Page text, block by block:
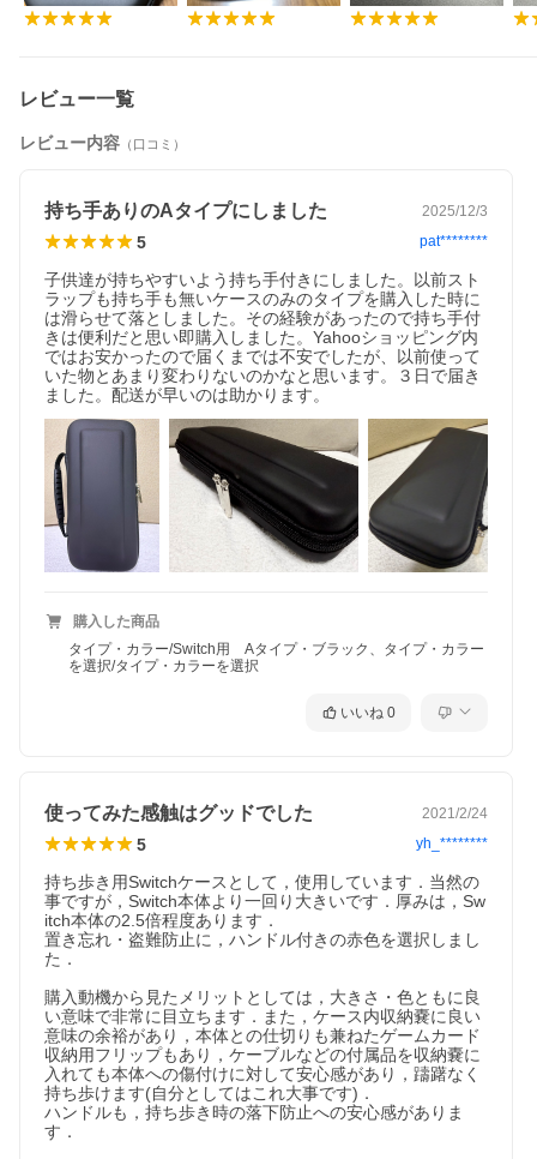
レビュー一覧
レビュー内容 （口コミ）
持ち手ありのAタイプにしました 2025/12/3
5 pat********
子供達が持ちやすいよう持ち手付きにしました。以前スト
ラップも持ち手も無いケースのみのタイプを購入した時に
は滑らせて落としました。その経験があったので持ち手付
きは便利だと思い即購入しました。Yahooショッピング内
ではお安かったので届くまでは不安でしたが、以前使って
いた物とあまり変わりないのかなと思います。３日で届き
ました。配送が早いのは助かります。
購入した商品
タイプ・カラー/Switch用 Aタイプ・ブラック、タイプ・カラー
を選択/タイプ・カラーを選択
いいね 0
使ってみた感触はグッドでした 2021/2/24
5 yh_********
持ち歩き用Switchケースとして，使用しています．当然の
事ですが，Switch本体より一回り大きいです．厚みは，Sw
itch本体の2.5倍程度あります．
置き忘れ・盗難防止に，ハンドル付きの赤色を選択しまし
た．
購入動機から見たメリットとしては，大きさ・色ともに良
い意味で非常に目立ちます．また，ケース内収納嚢に良い
意味の余裕があり，本体との仕切りも兼ねたゲームカード
収納用フリップもあり，ケーブルなどの付属品を収納嚢に
入れても本体への傷付けに対して安心感があり，躊躇なく
持ち歩けます(自分としてはこれ大事です)．
ハンドルも，持ち歩き時の落下防止への安心感がありま
す．